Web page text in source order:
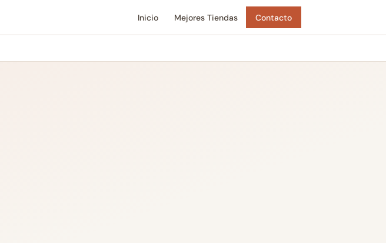
Inicio Mejores Tiendas Contacto